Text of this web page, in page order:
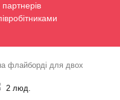
флайборді для двох
2 люд.